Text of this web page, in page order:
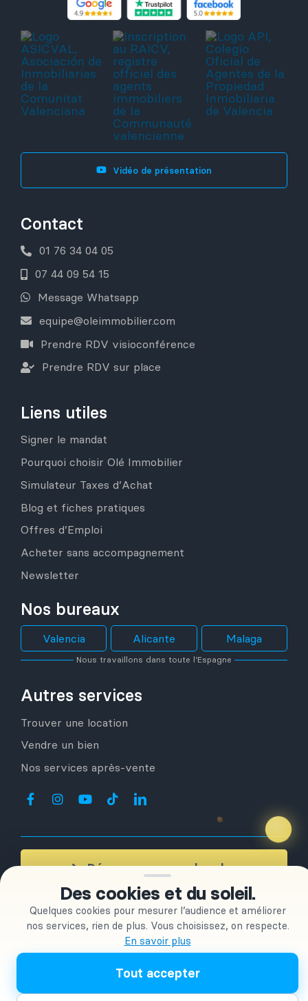
Des cookies et du soleil.
Quelques cookies pour mesurer l’audience et améliorer
nos services, rien de plus. Vous choisissez, on respecte.
En savoir plus
Tout accepter
Vidéo de présentation
Contact
01 76 34 04 05
07 44 09 54 15
Message Whatsapp
equipe@oleimmobilier.com
Prendre RDV visioconférence
Prendre RDV sur place
Liens utiles
Signer le mandat
Pourquoi choisir Olé Immobilier
Simulateur Taxes d’Achat
Blog et fiches pratiques
Offres d’Emploi
Acheter sans accompagnement
Newsletter
Nos bureaux
Valencia Alicante Malaga
Nous travaillons dans toute l’Espagne
Autres services
Trouver une location
Vendre un bien
Nos services après-vente
Démarrer mes recherches
+ de 350clients accompagnés
| © Copyright 2026 |